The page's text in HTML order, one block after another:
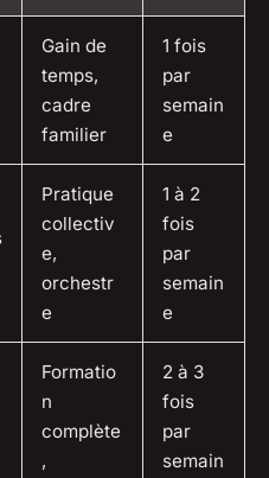
Gain de
temps,
cadre
familier
1 fois
par
semain
e
Pratique
collectiv
e,
orchestr
e
1 à 2
fois
par
semain
e
Formatio
n
complète
,
2 à 3
fois
par
semain